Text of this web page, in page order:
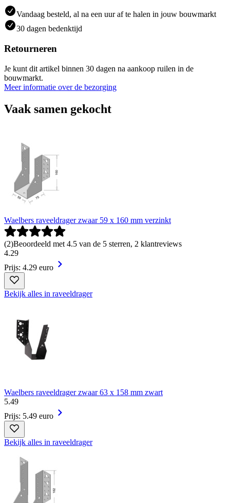
Vandaag besteld, al na een uur af te halen in jouw bouwmarkt
30 dagen bedenktijd
Retourneren
Je kunt dit artikel binnen 30 dagen na aankoop ruilen in de
bouwmarkt.
Meer informatie over de bezorging
Vaak samen gekocht
Waelbers raveeldrager zwaar 59 x 160 mm verzinkt
(2)Beoordeeld met 4.5 van de 5 sterren, 2 klantreviews
4.29
Prijs: 4.29 euro
Bekijk alles in raveeldrager
Waelbers raveeldrager zwaar 63 x 158 mm zwart
5.49
Prijs: 5.49 euro
Bekijk alles in raveeldrager